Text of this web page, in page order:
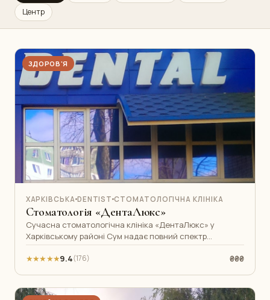
Центр
ЗДОРОВ'Я
ХАРКІВСЬКА DENTIST СТОМАТОЛОГІЧНА КЛІНІКА
Стоматологія «ДентаЛюкс»
Сучасна стоматологічна клініка «ДентаЛюкс» у
Харківському районі Сум надає повний спектр
стоматологічних послуг — від профілактичн
★★★★★9.4(176) ₴₴₴